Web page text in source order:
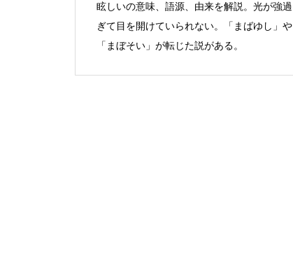
眩しいの意味、語源、由来を解説。光が強過
ぎて目を開けていられない。「まばゆし」や
「まぼそい」が転じた説がある。